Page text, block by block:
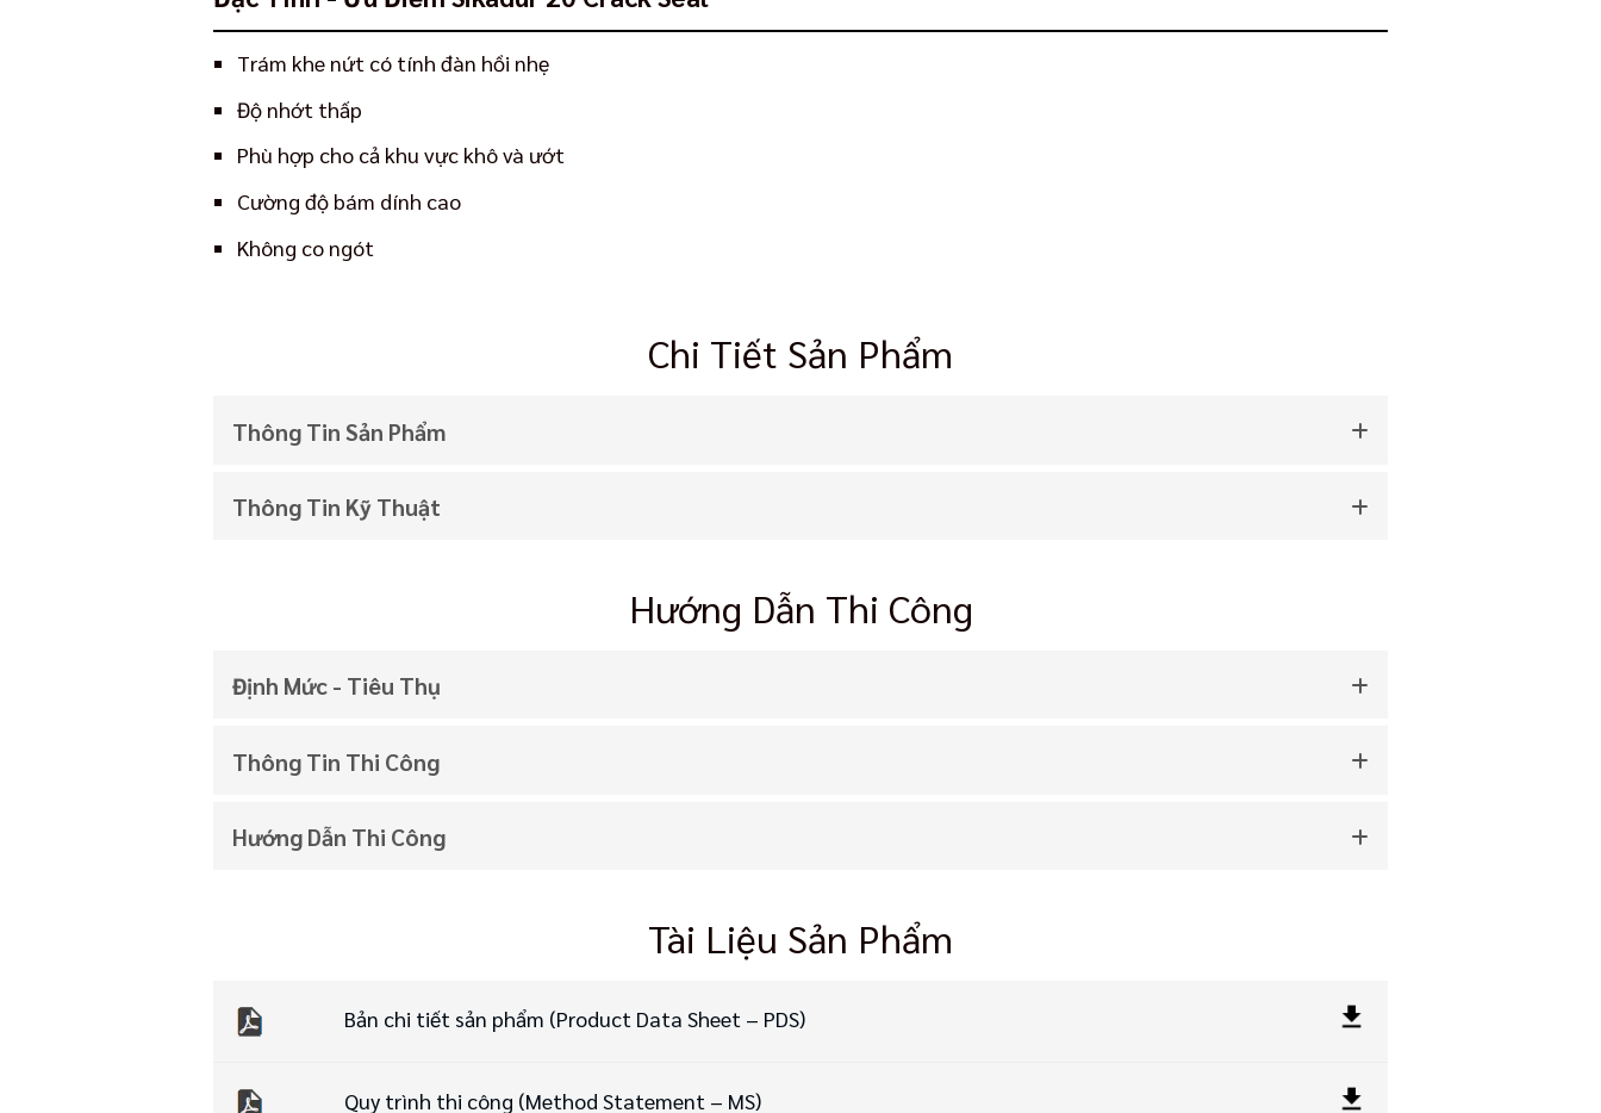
Trám khe nứt có tính đàn hồi nhẹ
Độ nhớt thấp
Phù hợp cho cả khu vực khô và ướt
Cường độ bám dính cao
Không co ngót
Chi Tiết Sản Phẩm
Thông Tin Sản Phẩm
Thông Tin Kỹ Thuật
Hướng Dẫn Thi Công
Định Mức - Tiêu Thụ
Thông Tin Thi Công
Hướng Dẫn Thi Công
Tài Liệu Sản Phẩm
Bản chi tiết sản phẩm (Product Data Sheet – PDS)
Quy trình thi công (Method Statement – MS)